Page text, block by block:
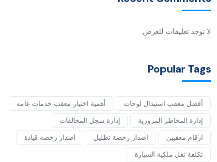
لا توجد تعليقات للعرض.
Popular Tags
أفضل معقب استبدال لوحات
أهمية اختيار معقب خدمات عامه
إدارة المخاطر المرورية
إدارة سجل المخالفات
ارقام معقبين
اصدار رخصة تظليل
اصدار رخصه قيادة
تكلفة نقل ملكية السيارة